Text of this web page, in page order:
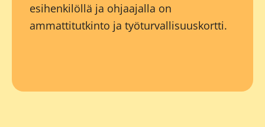
esihenkilöllä ja ohjaajalla on
ammattitutkinto ja työturvallisuuskortti.